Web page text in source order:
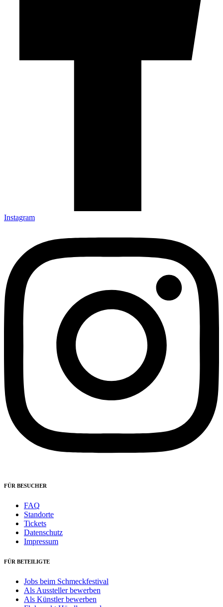
Instagram
FÜR BESUCHER
FAQ
Standorte
Tickets
Datenschutz
Impressum
FÜR BETEILIGTE
Jobs beim Schmeckfestival
Als Aussteller bewerben
Als Künstler bewerben